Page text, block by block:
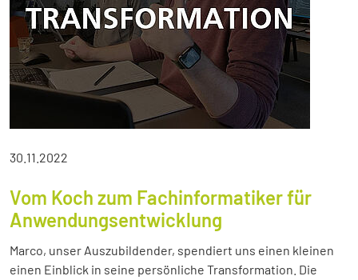
30.11.2022
Vom Koch zum Fachinformatiker für
Anwendungsentwicklung
Marco, unser Auszubildender, spendiert uns einen kleinen
einen Einblick in seine persönliche Transformation. Die